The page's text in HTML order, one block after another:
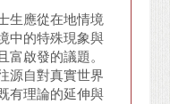
生應從在地情境
中的特殊現象與
富啟發的議題。
源自對真實世界
有理論的延伸與